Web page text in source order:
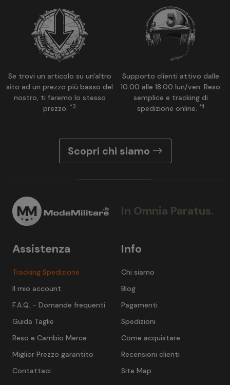
Se trovi un articolo su un'altro
sito ad un prezzo più basso del
nostro, ti faremo lo stesso
prezzo. *3
Supporto clienti attivo dalle
10:00 alle 18:00 lun/ven. Reso
semplice e tracking di
spedizione online. *4
Scopri chi siamo
In Omnia Paratus.
Info
Chi siamo
Blog
Pagamenti
Spedizioni
Come acquistare
Recensioni clienti
Site Map
Assistenza
Tracking Spedizione
Il mio account
F.A.Q. - Domande frequenti
Guida Taglie
Reso e Cambio Merce
Miglior Prezzo garantito
Contattaci